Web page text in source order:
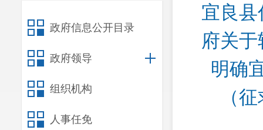
政府信息公开目录
政府领导
组织机构
人事任免
宜良
府关
明确
（